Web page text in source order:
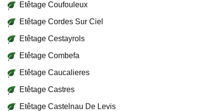
Etêtage Coufouleux
Etêtage Cordes Sur Ciel
Etêtage Cestayrols
Etêtage Combefa
Etêtage Caucalieres
Etêtage Castres
Etêtage Castelnau De Levis